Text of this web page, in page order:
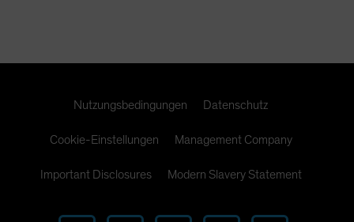
Nutzungsbedingungen Datenschutz
Cookie-Einstellungen Management Company
Important Disclosures Modern Slavery Statement